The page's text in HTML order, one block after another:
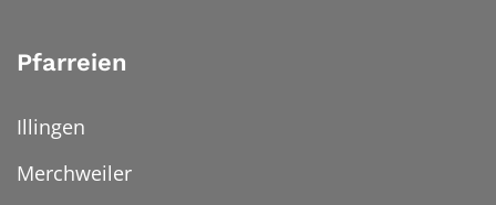
Pfarreien
Illingen
Merchweiler